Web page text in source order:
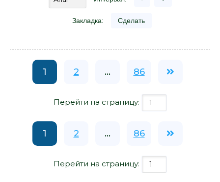
Закладка: Сделать
1 2 ... 86
Перейти на страницу:
1 2 ... 86
Перейти на страницу: